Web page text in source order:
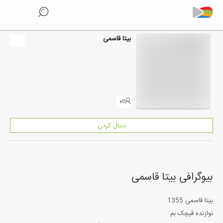
بیتا قاسمی
۰
دنبال کردن
بیوگرافی بیتا قاسمی
بیتا قاسمی 1355
نوازنده قیچک بم